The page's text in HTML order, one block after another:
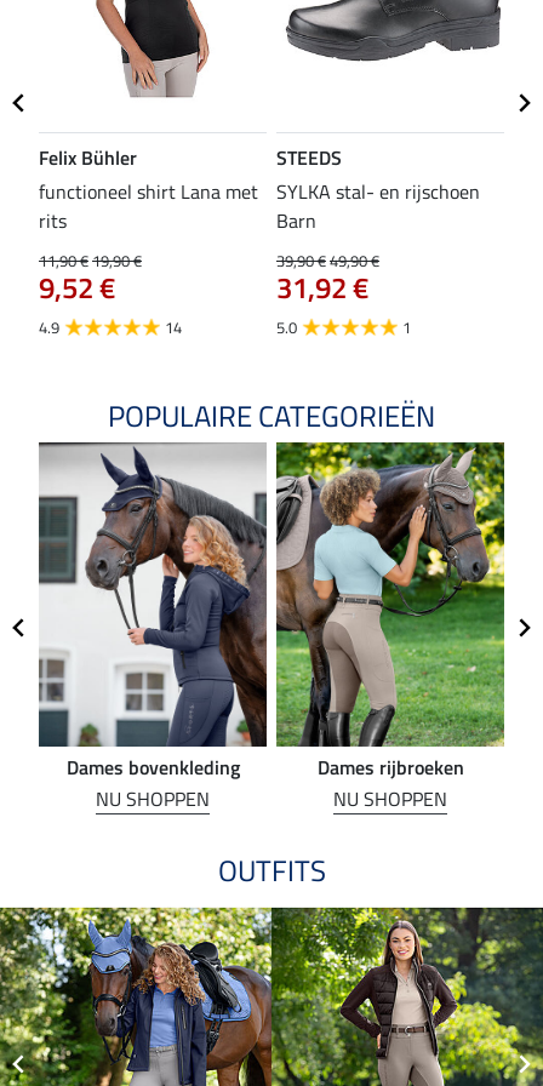
Felix Bühler
functioneel shirt Lana met
rits
11,90 €19,90 €
9,52 €
4.9 14
STEEDS
SYLKA stal- en rijschoen
Barn
39,90 €49,90 €
31,92 €
5.0 1
POPULAIRE CATEGORIEËN
Dames bovenkleding
NU SHOPPEN
Dames rijbroeken
NU SHOPPEN
OUTFITS